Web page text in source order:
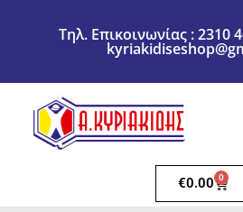
Τηλ. Επικοινωνίας : 2310
€0.00 0